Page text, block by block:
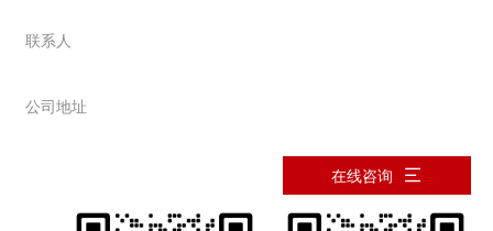
联系人
公司地址
在线咨询